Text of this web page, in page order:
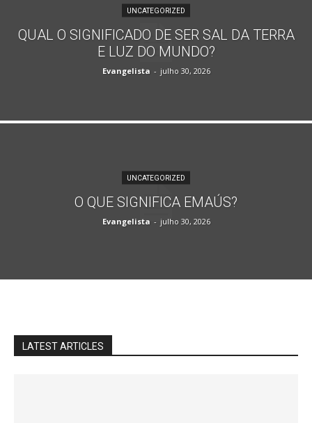
UNCATEGORIZED
QUAL O SIGNIFICADO DE SER SAL DA TERRA
E LUZ DO MUNDO?
Evangelista - julho 30, 2026
UNCATEGORIZED
O QUE SIGNIFICA EMAÚS?
Evangelista - julho 30, 2026
LATEST ARTICLES